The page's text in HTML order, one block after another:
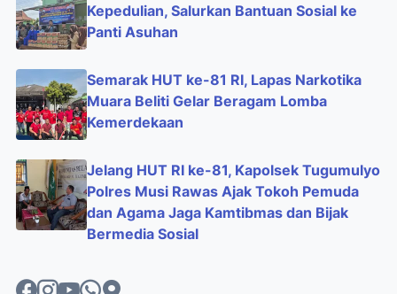
Kepedulian, Salurkan Bantuan Sosial ke
Panti Asuhan
Semarak HUT ke-81 RI, Lapas Narkotika
Muara Beliti Gelar Beragam Lomba
Kemerdekaan
Jelang HUT RI ke-81, Kapolsek Tugumulyo
Polres Musi Rawas Ajak Tokoh Pemuda
dan Agama Jaga Kamtibmas dan Bijak
Bermedia Sosial